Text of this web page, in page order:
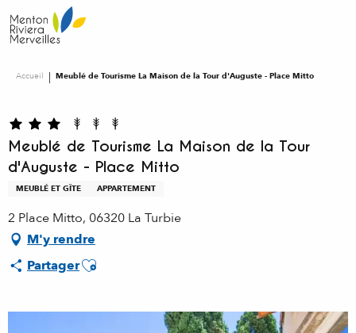
au
contenu
Accueil Meublé de Tourisme La Maison de la Tour d'Auguste - Place Mitto
Meublé de Tourisme La Maison de la Tour
d'Auguste - Place Mitto
MEUBLÉ ET GÎTE APPARTEMENT
2 Place Mitto, 06320 La Turbie
M'y rendre
PartagerAjouter aux favoris